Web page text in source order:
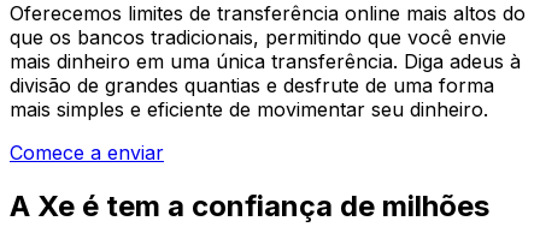
Oferecemos limites de transferência online mais altos do
que os bancos tradicionais, permitindo que você envie
mais dinheiro em uma única transferência. Diga adeus à
divisão de grandes quantias e desfrute de uma forma
mais simples e eficiente de movimentar seu dinheiro.
Comece a enviar
A Xe é tem a confiança de milhões